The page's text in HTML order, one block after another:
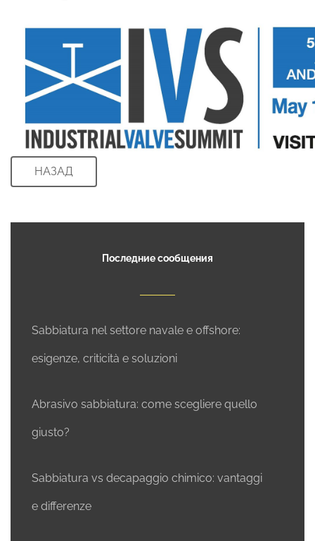
Последние сообщения
Sabbiatura nel settore navale e offshore:
esigenze, criticità e soluzioni
Abrasivo sabbiatura: come scegliere quello
giusto?
Sabbiatura vs decapaggio chimico: vantaggi
e differenze